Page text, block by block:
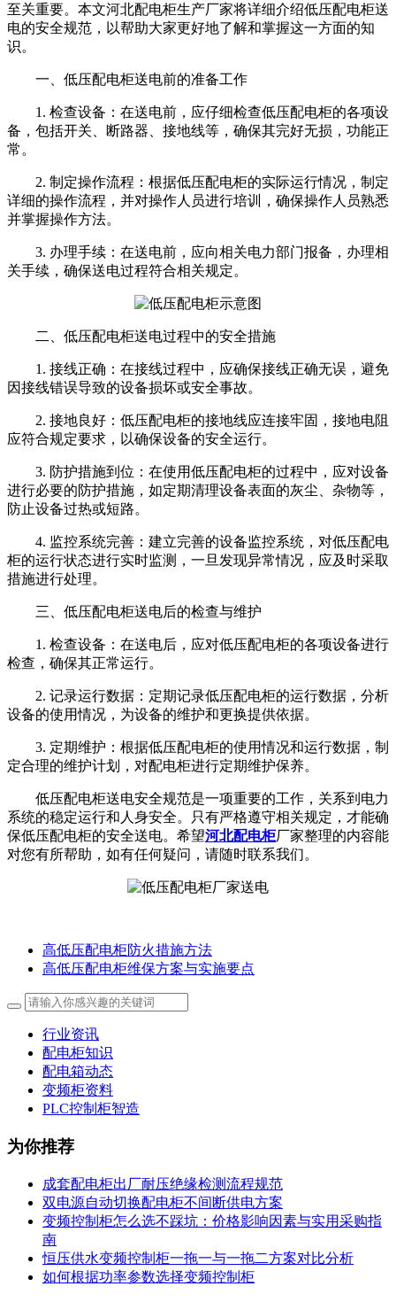
至关重要。本文河北配电柜生产厂家将详细介绍低压配电柜送
电的安全规范，以帮助大家更好地了解和掌握这一方面的知
识。
一、低压配电柜送电前的准备工作
1. 检查设备：在送电前，应仔细检查低压配电柜的各项设
备，包括开关、断路器、接地线等，确保其完好无损，功能正
常。
2. 制定操作流程：根据低压配电柜的实际运行情况，制定
详细的操作流程，并对操作人员进行培训，确保操作人员熟悉
并掌握操作方法。
3. 办理手续：在送电前，应向相关电力部门报备，办理相
关手续，确保送电过程符合相关规定。
二、低压配电柜送电过程中的安全措施
1. 接线正确：在接线过程中，应确保接线正确无误，避免
因接线错误导致的设备损坏或安全事故。
2. 接地良好：低压配电柜的接地线应连接牢固，接地电阻
应符合规定要求，以确保设备的安全运行。
3. 防护措施到位：在使用低压配电柜的过程中，应对设备
进行必要的防护措施，如定期清理设备表面的灰尘、杂物等，
防止设备过热或短路。
4. 监控系统完善：建立完善的设备监控系统，对低压配电
柜的运行状态进行实时监测，一旦发现异常情况，应及时采取
措施进行处理。
三、低压配电柜送电后的检查与维护
1. 检查设备：在送电后，应对低压配电柜的各项设备进行
检查，确保其正常运行。
2. 记录运行数据：定期记录低压配电柜的运行数据，分析
设备的使用情况，为设备的维护和更换提供依据。
3. 定期维护：根据低压配电柜的使用情况和运行数据，制
定合理的维护计划，对配电柜进行定期维护保养。
低压配电柜送电安全规范是一项重要的工作，关系到电力
系统的稳定运行和人身安全。只有严格遵守相关规定，才能确
保低压配电柜的安全送电。希望河北配电柜厂家整理的内容能
对您有所帮助，如有任何疑问，请随时联系我们。
高低压配电柜防火措施方法
高低压配电柜维保方案与实施要点
行业资讯
配电柜知识
配电箱动态
变频柜资料
PLC控制柜智造
为你推荐
成套配电柜出厂耐压绝缘检测流程规范
双电源自动切换配电柜不间断供电方案
变频控制柜怎么选不踩坑：价格影响因素与实用采购指
南
恒压供水变频控制柜一拖一与一拖二方案对比分析
如何根据功率参数选择变频控制柜